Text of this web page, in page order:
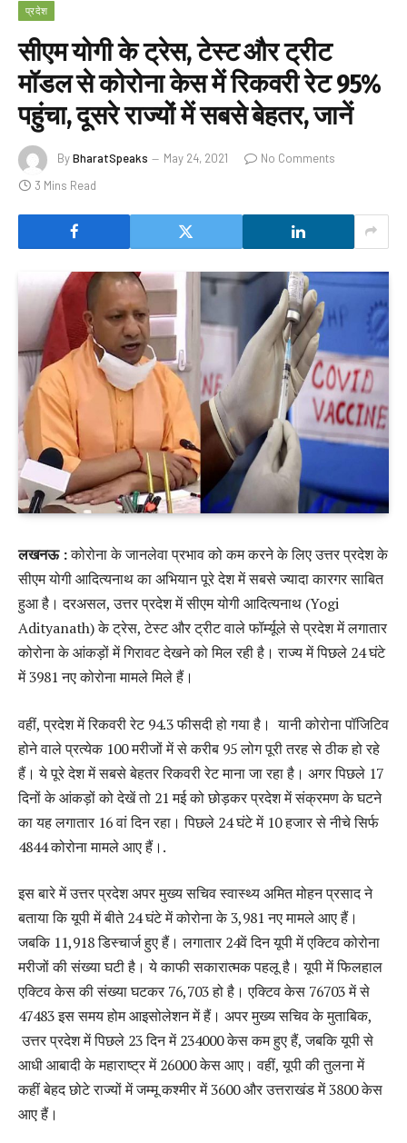
प्रदेश
सीएम योगी के ट्रेस, टेस्ट और ट्रीट
मॉडल से कोरोना केस में रिकवरी रेट 95%
पहुंचा, दूसरे राज्यों में सबसे बेहतर, जानें
ByBharatSpeaks May 24, 2021
No Comments
3 Mins Read
लखनऊ :कोरोना के जानलेवा प्रभाव को कम करने के लिए उत्तर प्रदेश के
सीएम योगी आदित्यनाथ का अभियान पूरे देश में सबसे ज्यादा कारगर साबित
हुआ है। दरअसल, उत्तर प्रदेश में सीएम योगी आदित्यनाथ (Yogi
Adityanath) के ट्रेस, टेस्ट और ट्रीट वाले फॉर्म्यूले से प्रदेश में लगातार
कोरोना के आंकड़ों में गिरावट देखने को मिल रही है। राज्य में पिछले 24 घंटे
में 3981 नए कोरोना मामले मिले हैं।
वहीं, प्रदेश में रिकवरी रेट 94.3 फीसदी हो गया है। यानी कोरोना पॉजिटिव
होने वाले प्रत्येक 100 मरीजों में से करीब 95 लोग पूरी तरह से ठीक हो रहे
हैं। ये पूरे देश में सबसे बेहतर रिकवरी रेट माना जा रहा है। अगर पिछले 17
दिनों के आंकड़ों को देखें तो 21 मई को छोड़कर प्रदेश में संक्रमण के घटने
का यह लगातार 16 वां दिन रहा। पिछले 24 घंटे में 10 हजार से नीचे सिर्फ
4844 कोरोना मामले आए हैं।.
इस बारे में उत्तर प्रदेश अपर मुख्य सचिव स्वास्थ्य अमित मोहन प्रसाद ने
बताया कि यूपी में बीते 24 घंटे में कोरोना के 3,981 नए मामले आए हैं।
जबकि 11,918 डिस्चार्ज हुए हैं। लगातार 24वें दिन यूपी में एक्टिव कोरोना
मरीजों की संख्या घटी है। ये काफी सकारात्मक पहलू है। यूपी में फिलहाल
एक्टिव केस की संख्या घटकर 76,703 हो है। एक्टिव केस 76703 में से
47483 इस समय होम आइसोलेशन में हैं। अपर मुख्य सचिव के मुताबिक,
उत्तर प्रदेश में पिछले 23 दिन में 234000 केस कम हुए हैं, जबकि यूपी से
आधी आबादी के महाराष्ट्र में 26000 केस आए। वहीं, यूपी की तुलना में
कहीं बेहद छोटे राज्यों में जम्मू कश्मीर में 3600 और उत्तराखंड में 3800 केस
आए हैं।